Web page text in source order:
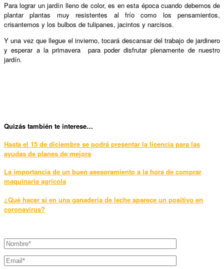
Para lograr un jardín lleno de color, es en esta época cuando debemos de
plantar plantas muy resistentes al frío como los pensamientos,
crisantemos y los bulbos de tulipanes, jacintos y narcisos.
Y una vez que llegue el invierno, tocará descansar del trabajo de jardinero
y esperar a la primavera para poder disfrutar plenamente de nuestro
jardín.
Quizás también te interese…
Hasta el 15 de diciembre se podrá presentar la licencia para las
ayudas de planes de mejora
La importancia de un buen asesoramiento a la hora de comprar
maquinaria agrícola
¿Qué hacer si en una ganadería de leche aparece un positivo en
coronavirus?